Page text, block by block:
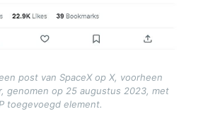
post van SpaceX op X, voorheen
genomen op 25 augustus 2023, met
toegevoegd element.